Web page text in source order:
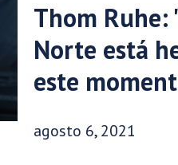
Thom Ruhe:
Norte está
este
Fecha de publicación:
agosto 6, 2021